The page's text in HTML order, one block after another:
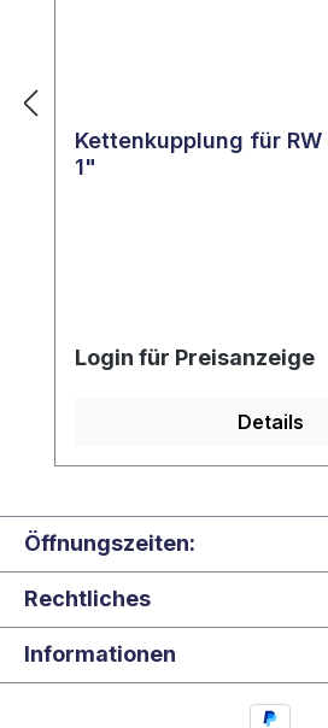
Kettenkupplung für
1"
Login für Preisanzeige
Details
Öffnungszeiten:
Rechtliches
Informationen